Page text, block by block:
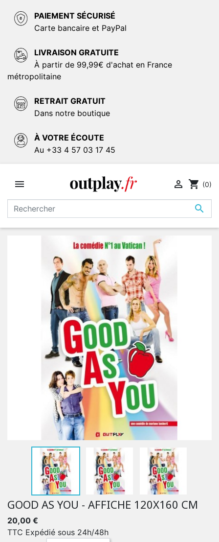
PAIEMENT SÉCURISÉ
Carte bancaire et PayPal
LIVRAISON GRATUITE
À partir de 99,99€ d'achat en France
métropolitaine
RETRAIT GRATUIT
Dans notre boutique
À VOTRE ÉCOUTE
Au +33 4 57 03 17 45


 shopping_cart (0)
GOOD AS YOU - AFFICHE 120X160 CM
20,00 €
TTC Expédié sous 24h/48h